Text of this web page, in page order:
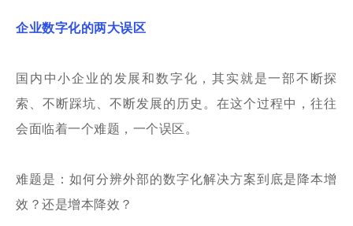
企业数字化的两大误区
国内中小企业的发展和数字化，其实就是一部不断探
索、不断踩坑、不断发展的历史。在这个过程中，往往
会面临着一个难题，一个误区。
难题是：如何分辨外部的数字化解决方案到底是降本增
效？还是增本降效？